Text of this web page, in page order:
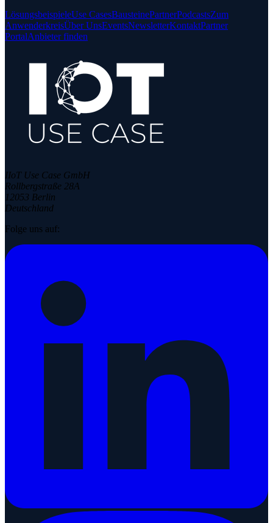
LösungsbeispieleUse CasesBausteinePartnerPodcastsZum
AnwenderkreisÜber UnsEventsNewsletterKontaktPartner
PortalAnbieter finden
IIoT Use Case GmbH
Rollbergstraße 28A
12053 Berlin
Deutschland
Folge uns auf: